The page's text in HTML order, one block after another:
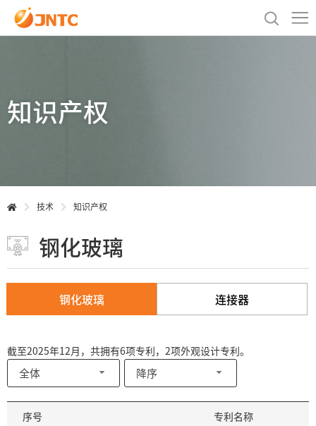
知识产权
技术 知识产权
钢化玻璃
钢化玻璃 连接器
截至2025年12月，共拥有6项专利，2项外观设计专利。
全体 降序
序号 专利名称